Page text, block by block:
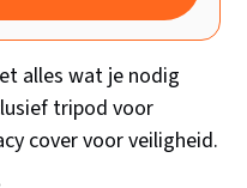
alles wat je nodig
tripod voor
cover voor veiligheid.